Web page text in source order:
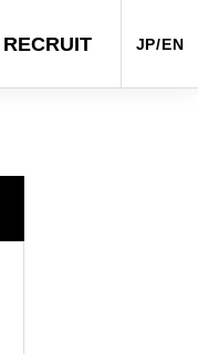
RECRUIT JP/EN